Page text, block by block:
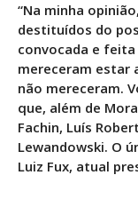
“Na minha
destituídos do
convocada e
mereceram estar
não mereceram.
que, além de
Fachin, Luís
Lewandowski. O
Luiz Fux, atual